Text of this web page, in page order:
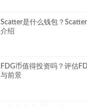
Scatter是什么钱包？
介绍
FDG币值得投资吗？评估
与前景